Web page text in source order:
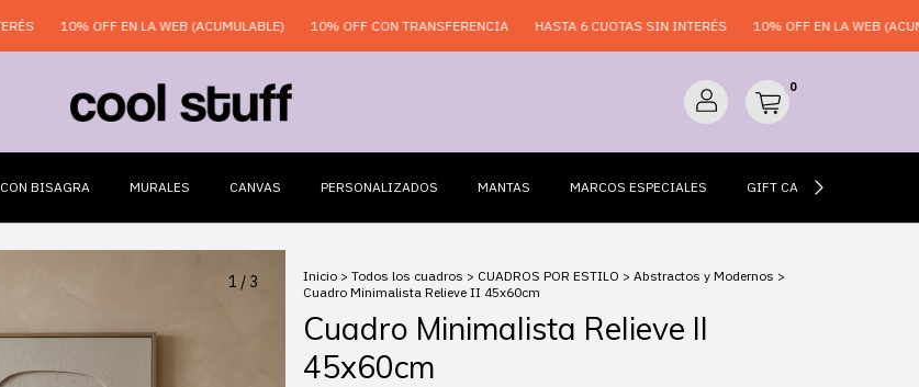
10% OFF EN LA WEB (ACUMULABLE) 10% OFF CON TRANSFERENCIA HASTA 6 CUOTAS SIN INTERÉS 10% OFF EN LA WEB
0
BISAGRA MURALES CANVAS PERSONALIZADOS MANTAS MARCOS ESPECIALES GIFT CARDS
1 / 3 Inicio > Todos los cuadros > CUADROS POR ESTILO > Abstractos y Modernos >
Cuadro Minimalista Relieve II 45x60cm
Cuadro Minimalista Relieve II
45x60cm